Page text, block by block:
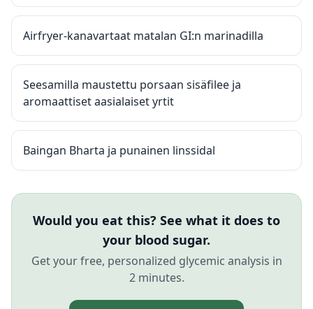
Airfryer-kanavartaat matalan GI:n marinadilla
Seesamilla maustettu porsaan sisäfilee ja
aromaattiset aasialaiset yrtit
Baingan Bharta ja punainen linssidal
Would you eat this? See what it does to
your blood sugar.
Get your free, personalized glycemic analysis in
2 minutes.